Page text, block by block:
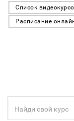
Список
Расписание